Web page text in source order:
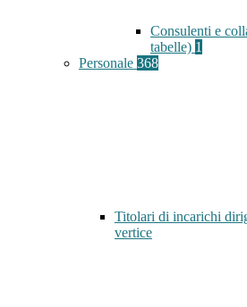
Consulenti e
tabelle) 1
Personale 368
Titolari di incarichi
vertice